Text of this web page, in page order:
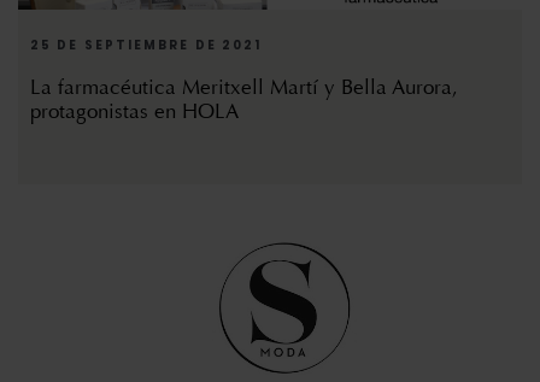
25 DE SEPTIEMBRE DE 2021
La farmacéutica Meritxell Martí y Bella Aurora,
protagonistas en HOLA